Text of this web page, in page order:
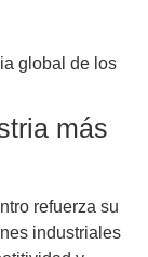
global de los
más
refuerza su
industriales